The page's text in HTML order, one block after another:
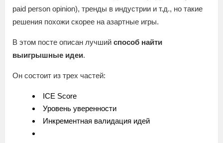
paid person opinion), тренды в индустрии и т.д., но такие
решения похожи скорее на азартные игры.
В этом посте описан лучший способ найти
выигрышные идеи.
Он состоит из трех частей:
ICE Score
Уровень уверенности
Инкрементная валидация идей